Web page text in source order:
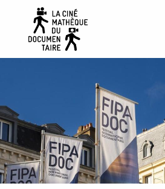
contenu
principal